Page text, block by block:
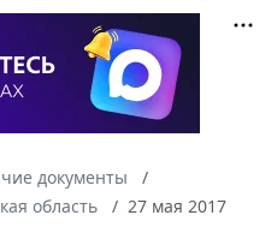
документы
область 27 мая 2017